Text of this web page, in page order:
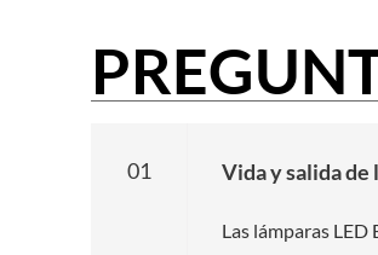
01 Vida y salida de
Las lámparas